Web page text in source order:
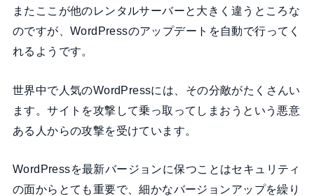
またここが他のレンタルサーバーと大きく違うところな
のですが、WordPressのアップデートを自動で行ってく
れるようです。
世界中で人気のWordPressには、その分敵がたくさんい
ます。サイトを攻撃して乗っ取ってしまおうという悪意
ある人からの攻撃を受けています。
WordPressを最新バージョンに保つことはセキュリティ
の面からとても重要で、細かなバージョンアップを繰り